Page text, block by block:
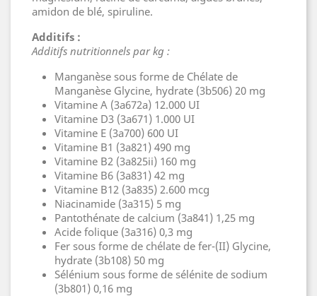
amidon de blé, spiruline.
Additifs :
Additifs nutritionnels par kg :
Manganèse sous forme de Chélate de
Manganèse Glycine, hydrate (3b506) 20 mg
Vitamine A (3a672a) 12.000 UI
Vitamine D3 (3a671) 1.000 UI
Vitamine E (3a700) 600 UI
Vitamine B1 (3a821) 490 mg
Vitamine B2 (3a825ii) 160 mg
Vitamine B6 (3a831) 42 mg
Vitamine B12 (3a835) 2.600 mcg
Niacinamide (3a315) 5 mg
Pantothénate de calcium (3a841) 1,25 mg
Acide folique (3a316) 0,3 mg
Fer sous forme de chélate de fer-(II) Glycine,
hydrate (3b108) 50 mg
Sélénium sous forme de sélénite de sodium
(3b801) 0,16 mg